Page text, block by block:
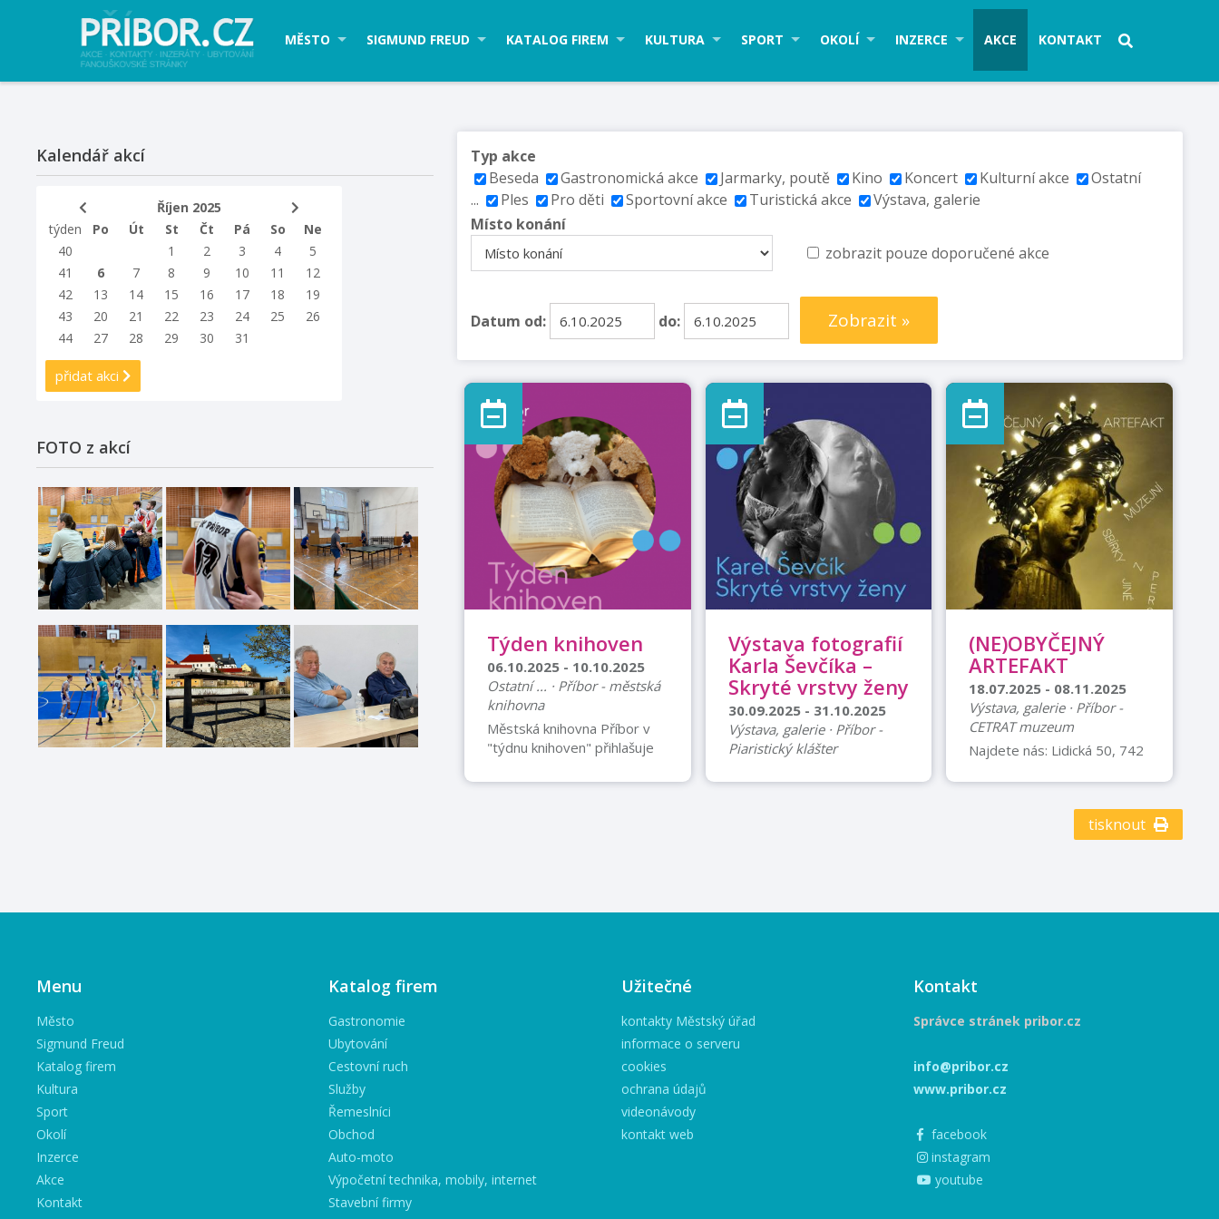
MĚSTO SIGMUND FREUD KATALOG FIREM KULTURA SPORT OKOLÍ INZERCE AKCE KONTAKT
Typ akce
Beseda
Gastronomická akce Jarmarky, poutě Kino Koncert Kulturní akce
Ostatní
...
Ples Pro děti Sportovní akce Turistická akce
Výstava, galerie
Místo konání
zobrazit pouze doporučené akce
Datum od: do: Zobrazit »
Týden knihoven
06.10.2025 - 10.10.2025
Ostatní ... · Příbor - městská
knihovna
Městská knihovna Příbor v
"týdnu knihoven" přihlašuje
vyhlašuje amnestii poplatků
Výstava fotografií
Karla Ševčíka –
Skryté vrstvy ženy
30.09.2025 - 31.10.2025
Výstava, galerie · Příbor -
Piaristický klášter
hloubku ženského světa
prostřednictvím objektivu
(NE)OBYČEJNÝ
ARTEFAKT
18.07.2025 - 08.11.2025
Výstava, galerie · Příbor -
CETRAT muzeum
Najdete nás: Lidická 50, 742
Termín konání: Od
28.06.2025 09:00 do
08.11.2025 17:00 Seznam
termínů: 28.06.2025 09:00
osobité světy, které
podněcují lidskou fantazii a
emoce. Výstava
muzejní sbírkové předměty
ve zcela netradičním světle
vycházejících z vn ...
tisknout
Kalendář akcí
Říjen 2025
týden
Po Út St Čt Pá So
Ne
40
1 2 3 4
5
41
6 7 8 9 10 11
12
42
13 14 15 16 17 18
19
43
20 21 22 23 24 25
26
44
27 28 29 30 31
přidat akci
FOTO z akcí
Menu
Město
Sigmund Freud
Katalog firem
Kultura
Sport
Okolí
Inzerce
Akce
Kontakt
Katalog firem
Gastronomie
Ubytování
Cestovní ruch
Služby
Řemeslníci
Obchod
Auto-moto
Výpočetní technika, mobily, internet
Stavební firmy
Užitečné
kontakty Městský úřad
informace o serveru
cookies
ochrana údajů
videonávody
kontakt web
Kontakt
Správce stránek pribor.cz
info@pribor.cz
www.pribor.cz
facebook
instagram
youtube